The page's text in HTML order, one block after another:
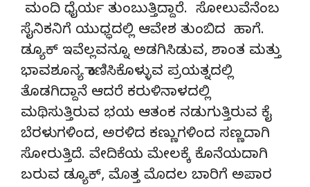
ಮಂದಿ ಧೈರ್ಯ ತುಂಬುತ್ತಿದ್ದಾರೆ. ಸೋಲುವೆನೆಂಬ
ಸೈನಿಕನಿಗೆ ಯುಧ್ಧದಲ್ಲಿ ಆವೇಶ ತುಂಬಿದ ಹಾಗೆ.
ಡ್ಯೂಕ್ ಇವೆಲ್ಲವನ್ನೂ ಅಡಗಿಸಿಡುವ, ಶಾಂತ ಮತ್ತು
ಭಾವಶೂನ್ಯ ಕಾಣಿಸಿಕೊಳ್ಳುವ ಪ್ರಯತ್ನದಲ್ಲಿ
ತೊಡಗಿದ್ದಾನೆ ಆದರೆ ಕರುಳಿನಾಳದಲ್ಲಿ
ಮಥಿಸುತ್ತಿರುವ ಭಯ ಆತಂಕ ನಡುಗುತ್ತಿರುವ ಕೈ
ಬೆರಳುಗಳಿಂದ, ಅರಳಿದ ಕಣ್ಣುಗಳಿಂದ ಸಣ್ಣದಾಗಿ
ಸೋರುತ್ತಿದೆ. ವೇದಿಕೆಯ ಮೇಲಕ್ಕೆ ಕೊನೆಯದಾಗಿ
ಬರುವ ಡ್ಯೂಕ್, ಮೊತ್ತ ಮೊದಲ ಬಾರಿಗೆ ಅಪಾರ